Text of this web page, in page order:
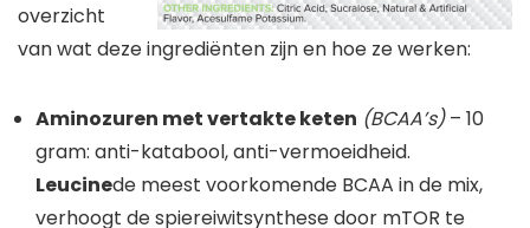
overzicht
van wat deze ingrediënten zijn en hoe ze werken:
Aminozuren met vertakte keten (BCAA’s)– 10
gram: anti-katabool, anti-vermoeidheid.
Leucinede meest voorkomende BCAA in de mix,
verhoogt de spiereiwitsynthese door mTOR te